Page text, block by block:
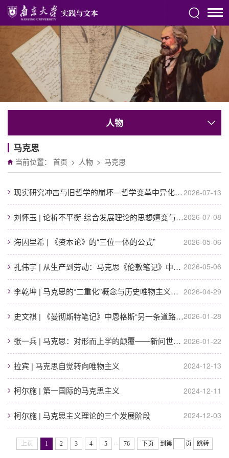
人物
马克思
当前位置： 首页 > 人物 > 马克思
现实研究冲击与旧哲学的崩坏—哲学变革中异化概念的消失原因2026-07-13
刘怀玉 | 论析不平衡-综合发展理论的思想嬗变与核心争辩2026-07-08
海因里希 | 《资本论》的“三位一体的公式” 2026-05-06
孔伟宇 | 从生产到劳动：马克思《伦敦笔记》中的劳动价值论突破 2026-05-06
李乾坤 | 马克思的“二重化”概念与历史唯物主义的创立和具体化 2026-04-29
史文祺 | 《曼彻斯特笔记》中恩格斯“另一条道路”的思想嬗变——兼论马克思恩格斯...2026-01-28
张一兵 | 马克思：对形而上学的颠覆——新问世的海德格尔《关于马克思》笔记 2026-01-22
拉宾 | 马克思自觉转向唯物主义 2024-12-13
柯尔施 | 第一国际的马克思主义 2024-12-11
柯尔施 | 马克思主义理论的三个发展阶段 2024-12-03
上页 1 2 3 4 5 76 下页 到第 页 跳转